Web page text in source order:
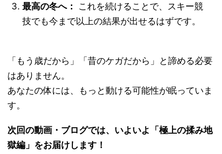
最高の冬へ：
これを続けることで、スキー競
技でも今まで以上の結果が出せるはずです。
「もう歳だから」「昔のケガだから」と諦める必要
はありません。
あなたの体には、もっと動ける可能性が眠っていま
す。
次回の動画・ブログでは、いよいよ「極上の揉み地
獄編」をお届けします！